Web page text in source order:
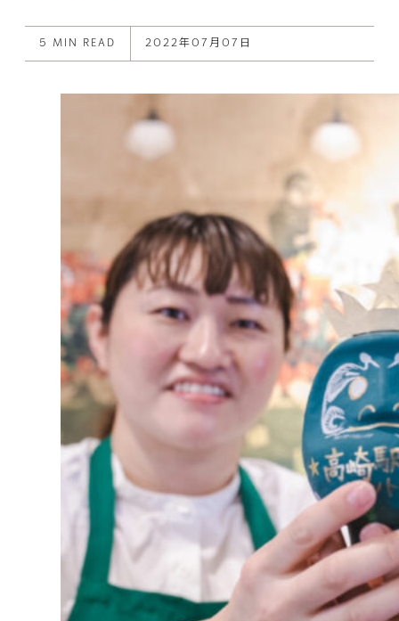
X
Facebook
5 MIN READ 2022年07月07日